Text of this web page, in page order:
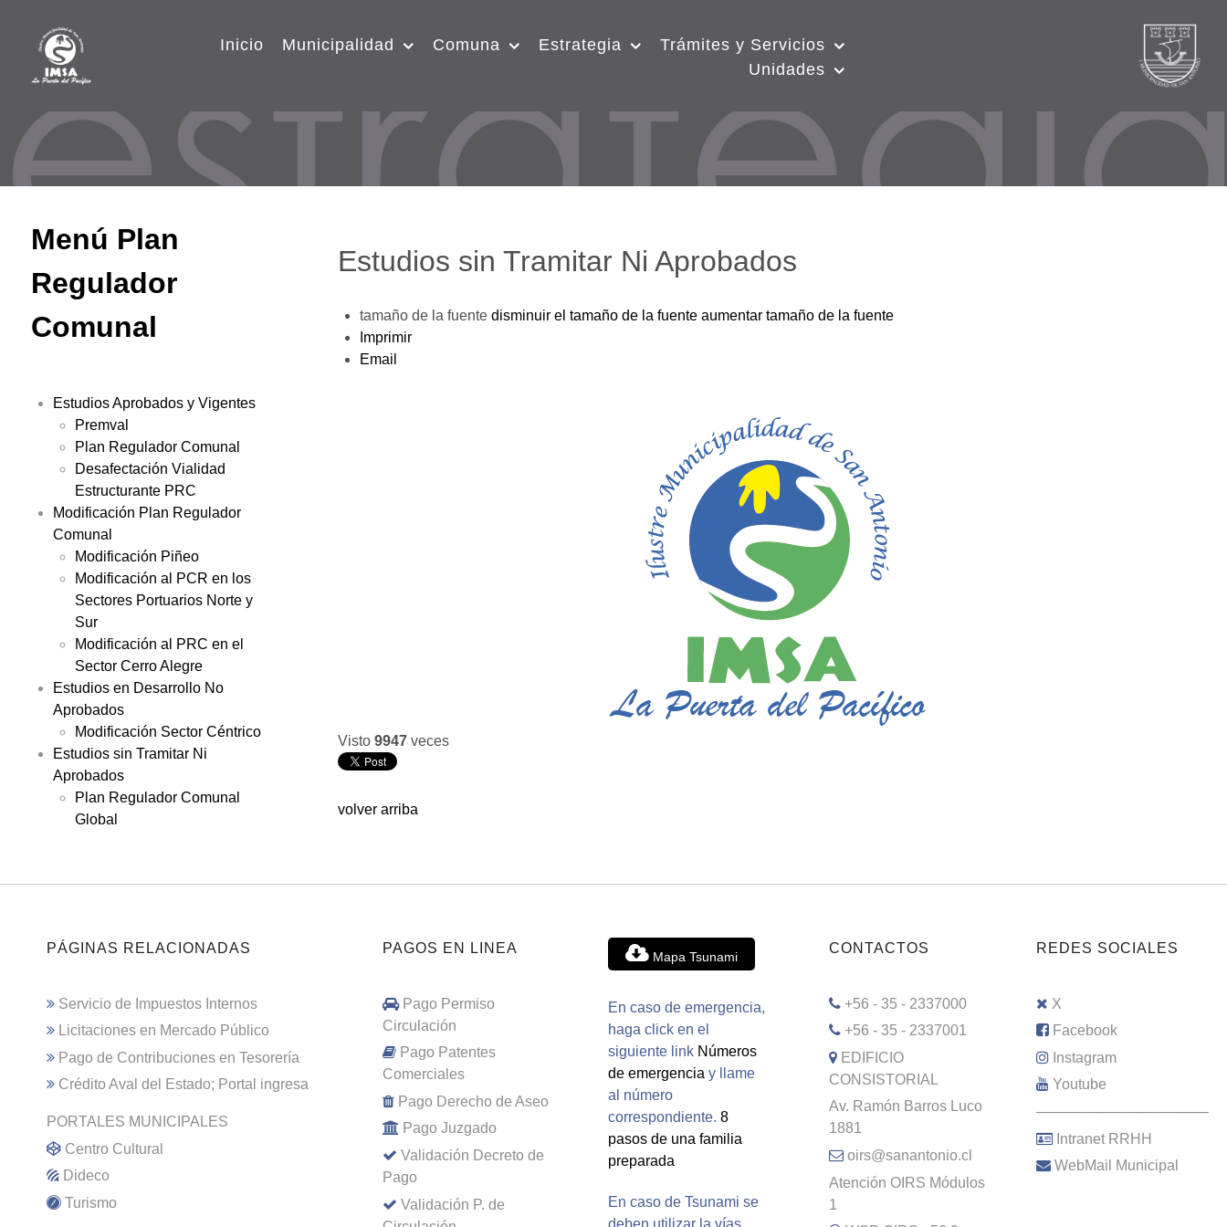
Inicio Municipalidad Comuna Estrategia
Trámites y Servicios
Unidades
Menú Plan
Regulador
Comunal
Estudios Aprobados y Vigentes
Premval
Plan Regulador Comunal
Desafectación Vialidad
Estructurante PRC
Modificación Plan Regulador
Comunal
Modificación Piñeo
Modificación al PCR en los
Sectores Portuarios Norte y
Sur
Modificación al PRC en el
Sector Cerro Alegre
Estudios en Desarrollo No
Aprobados
Modificación Sector Céntrico
Estudios sin Tramitar Ni
Aprobados
Plan Regulador Comunal
Global
Estudios sin Tramitar Ni Aprobados
tamaño de la fuente disminuir el tamaño de la fuente aumentar tamaño de la fuente
Imprimir
Email
Visto 9947 veces
volver arriba
PÁGINAS RELACIONADAS
Servicio de Impuestos Internos
Licitaciones en Mercado Público
Pago de Contribuciones en Tesorería
Crédito Aval del Estado; Portal ingresa
PORTALES MUNICIPALES
Centro Cultural
Dideco
Turismo
PAGOS EN LINEA
Pago Permiso
Circulación
Pago Patentes
Comerciales
Pago Derecho de Aseo
Pago Juzgado
Validación Decreto de
Pago
Validación P. de
Mapa Tsunami
En caso de emergencia,
haga click en el
siguiente link Números
de emergencia y llame
al número
correspondiente. 8
pasos de una familia
preparada
En caso de Tsunami se
deben utilizar la vías
CONTACTOS
+56 - 35 - 2337000
+56 - 35 - 2337001
EDIFICIO
CONSISTORIAL
Av. Ramón Barros Luco
1881
oirs@sanantonio.cl
Atención OIRS Módulos
1
REDES SOCIALES
X
Facebook
Instagram
Youtube
–––––––––––––––––––––
Intranet RRHH
WebMail Municipal